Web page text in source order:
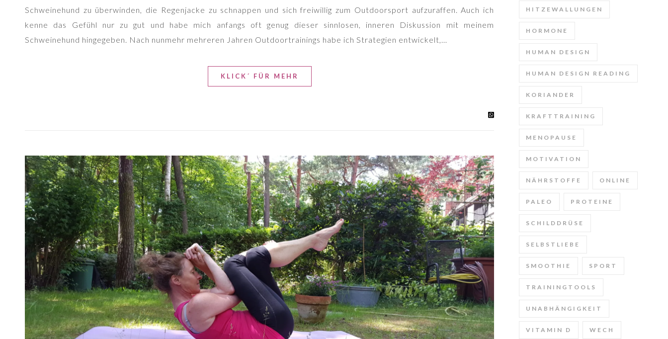
Schweinehund zu überwinden, die Regenjacke zu schnappen und sich freiwillig zum Outdoorsport aufzuraffen. Auch ich
kenne das Gefühl nur zu gut und habe mich anfangs oft genug dieser sinnlosen, inneren Diskussion mit meinem
Schweinehund hingegeben. Nach nunmehr mehreren Jahren Outdoortrainings habe ich Strategien entwickelt,…
KLICK´ FÜR MEHR
HITZEWALLUNGEN
HORMONE
HUMAN DESIGN
HUMAN DESIGN READING
KORIANDER
KRAFTTRAINING
MENOPAUSE
MOTIVATION
NÄHRSTOFFE ONLINE
PALEO PROTEINE
SCHILDDRÜSE
SELBSTLIEBE
SMOOTHIE SPORT
TRAININGTOOLS
UNABHÄNGIGKEIT
VITAMIN D WECH